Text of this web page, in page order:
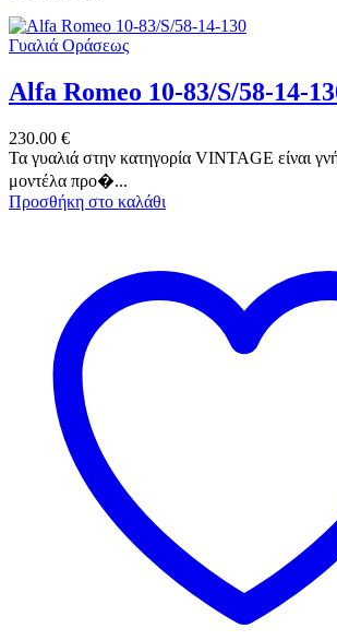
Γυαλιά Οράσεως
Alfa Romeo 10-83/S/58-14-
230.00 €
Τα γυαλιά στην κατηγορία VINTAGE είναι
μοντέλα προ�...
Προσθήκη στο καλάθι